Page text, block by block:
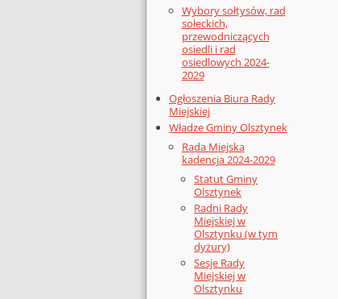
Wybory sołtysów, rad
sołeckich,
przewodniczących
osiedli i rad
osiedlowych 2024-
2029
Ogłoszenia Biura Rady
Miejskiej
Władze Gminy Olsztynek
Rada Miejska
kadencja 2024-2029
Statut Gminy
Olsztynek
Radni Rady
Miejskiej w
Olsztynku (w tym
dyżury)
Sesje Rady
Miejskiej w
Olsztynku